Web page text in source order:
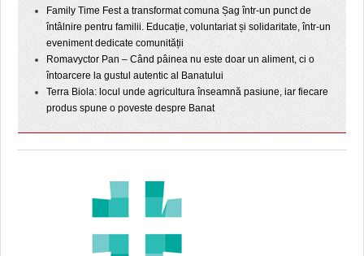
Family Time Fest a transformat comuna Șag într-un punct de
întâlnire pentru familii. Educație, voluntariat și solidaritate, într-un
eveniment dedicate comunității
Romavyctor Pan – Când pâinea nu este doar un aliment, ci o
întoarcere la gustul autentic al Banatului
Terra Biola: locul unde agricultura înseamnă pasiune, iar fiecare
produs spune o poveste despre Banat